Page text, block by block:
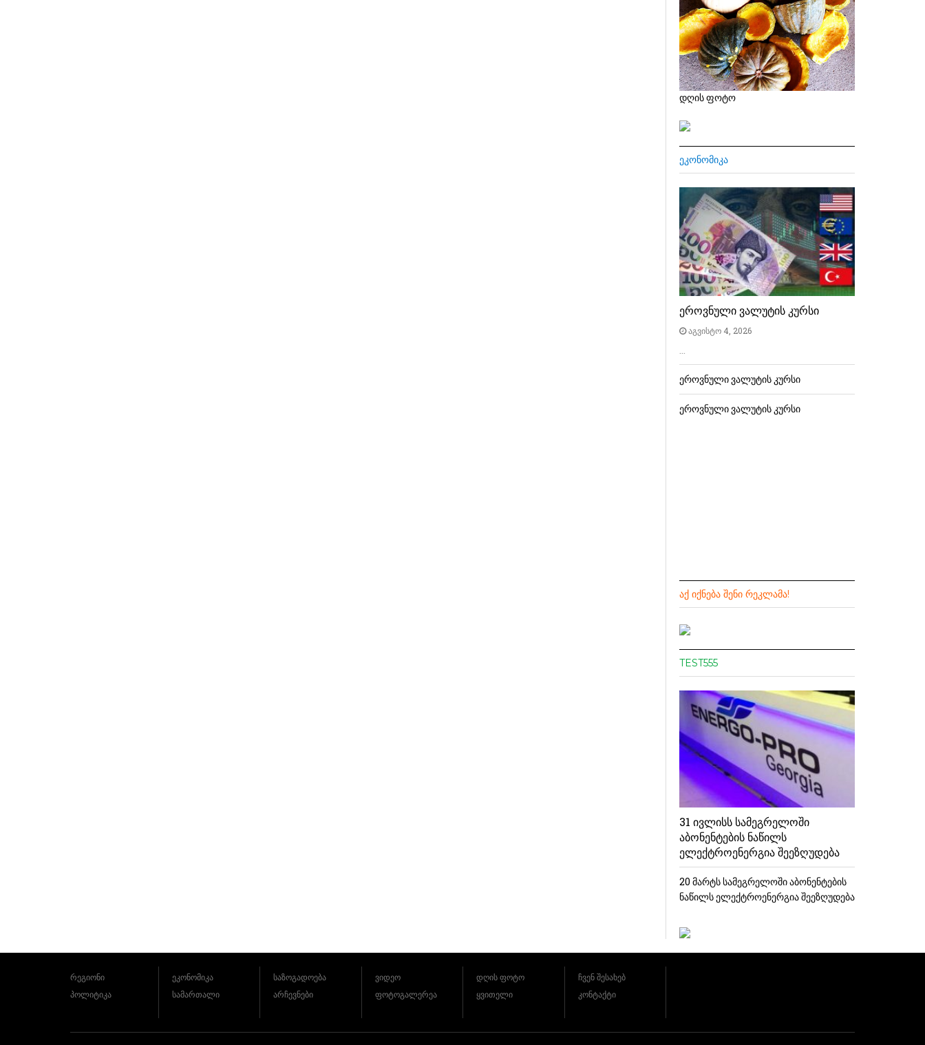
დღის ფოტო
ᲔᲙᲝᲜᲝᲛᲘᲙᲐ
ეროვნული ვალუტის კურსი
აგვისტო 4, 2026
…
ეროვნული ვალუტის კურსი
ეროვნული ვალუტის კურსი
ᲐᲥ ᲘᲥᲜᲔᲑᲐ ᲨᲔᲜᲘ ᲠᲔᲙᲚᲐᲛᲐ!
TEST555
31 ივლისს სამეგრელოში
აბონენტების ნაწილს
ელექტროენერგია შეეზღუდება
20 მარტს სამეგრელოში აბონენტების
ნაწილს ელექტროენერგია შეეზღუდება
რეგიონი
პოლიტიკა
ეკონომიკა
სამართალი
საზოგადოება
არჩევნები
ვიდეო
ფოტოგალერეა
დღის ფოტო
ყვითელი
ჩვენ შესახებ
კონტაქტი